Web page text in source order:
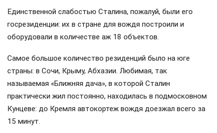
Единственной слабостью Сталина, пожалуй, были его
госрезиденции: их в стране для вождя построили и
оборудовали в количестве аж 18 объектов.
Самое большое количество резиденций было на юге
страны: в Сочи, Крыму, Абхазии. Любимая, так
называемая «Ближняя дача», в которой Сталин
практически жил постоянно, находилась в подмосковном
Кунцеве: до Кремля автокортеж вождя доезжал всего за
15 минут.